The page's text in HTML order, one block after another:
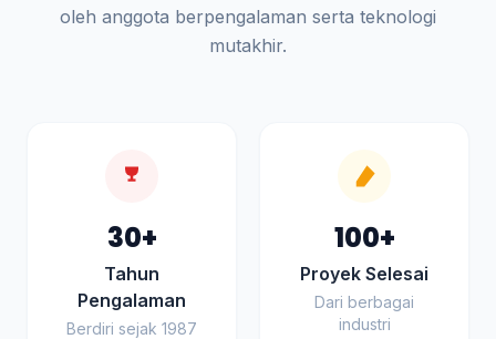
oleh anggota berpengalaman serta teknologi
mutakhir.
30+
Tahun
Pengalaman
Berdiri sejak 1987
100+
Proyek Selesai
Dari berbagai
industri